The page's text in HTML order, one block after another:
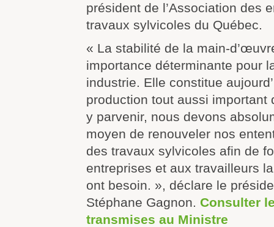
président de l’Association des
travaux sylvicoles du Québec.
« La stabilité de la main-
importance déterminante pour
industrie. Elle constitue
production tout aussi important
y parvenir, nous devons
moyen de renouveler nos
des travaux sylvicoles afin de
entreprises et aux travailleurs
ont besoin. », déclare le
Stéphane Gagnon. Consulter
transmises au Ministre